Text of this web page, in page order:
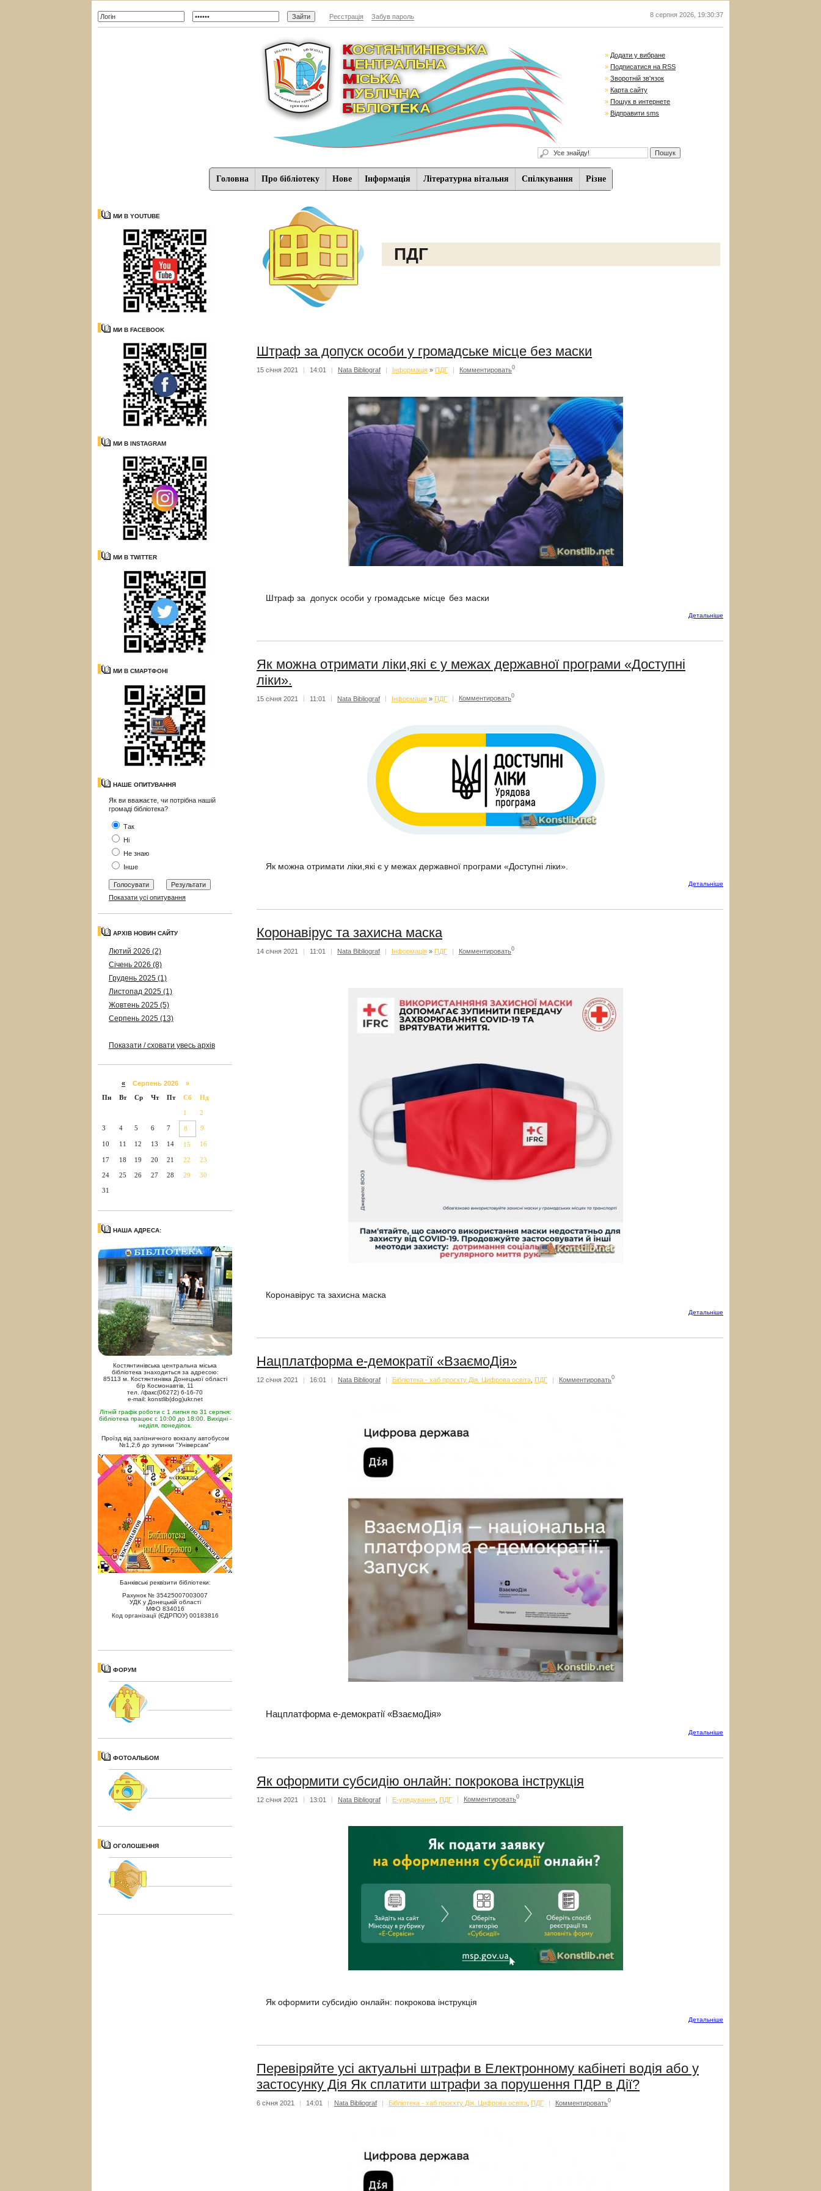
Реєстрація Забув пароль 8 серпня 2026 19:30:38
» Додати у вибране
» Подписатися на RSS
» Зворотній зв'язок
» Карта сайту
» Пошук в интернете
» Відправити sms
Головна Про бібліотеку Нове Iнформацiя Літературна вітальня Спiлкування Різне
МИ В YOUTUBE
МИ В FACEBOOK
МИ В INSTAGRAM
МИ В TWITTER
МИ В СМАРТФОНІ
НАШЕ ОПИТУВАННЯ
Як ви вважаєте, чи потрібна нашій
громаді бібліотека?
Так
Ні
Не знаю
Інше
Показати усі опитування
АРХІВ НОВИН САЙТУ
Лютий 2026 (2)
Січень 2026 (8)
Грудень 2025 (1)
Листопад 2025 (1)
Жовтень 2025 (5)
Серпень 2025 (13)
Показати / сховати увесь архів
« Серпень 2026 »
Пн
Вт Ср Чт Пт Сб Нд
1 2
3 4 5 6 7 8 9
10 11 12 13 14 15 16
17 18 19 20 21 22 23
24 25 26 27 28 29 30
31
НАША АДРЕСА:
Костянтинівська центральна міська
бібліотека знаходиться за адресою:
85113 м. Костянтинівка Донецької області
б/р Космонавтів, 11
тел. /факс(06272) 6-16-70
e-mail: konstlib(dog)ukr.net
Літній графік роботи с 1 липня по 31 серпня:
бібліотека працює с 10:00 до 18:00. Вихідні -
неділя, понеділок.
Проїзд від залізничного вокзалу автобусом
№1,2,6 до зупинки "Універсам"
Банківські реквізити бібліотеки:
Рахунок № 35425007003007
УДК у Донецькій області
МФО 834016
Код організації (ЄДРПОУ) 00183816
ФОРУМ
ФОТОАЛЬБОМ
ОГОЛОШЕННЯ
ПДГ
Штраф за допуск особи у громадське місце без маски
15 січня 2021 | 14:01 | Nata Bibliograf | Iнформацiя » ПДГ | Комментировать0
Штраф за допуск особи у громадське місце без маски
Детальнiше
Як можна отримати ліки,які є у межах державної програми «Доступні
ліки».
15 січня 2021 11:01 Nata Bibliograf Iнформацiя » ПДГ Комментировать0
Як можна отримати ліки,які є у межах державної програми «Доступні ліки».
Детальнiше
Коронавірус та захисна маска
14 січня 2021 | 11:01 | Nata Bibliograf | Iнформацiя » ПДГ | Комментировать0
Коронавірус та захисна маска
Детальнiше
Нацплатформа е-демократії «ВзаємоДія»
12 січня 2021 | 16:01 | Nata Bibliograf | Бібліотека - хаб проєкту Дія. Цифрова освіта ПДГ | Комментировать0
Нацплатформа е-демократії «ВзаємоДія»
Детальнiше
Як оформити субсидію онлайн: покрокова інструкція
12 січня 2021 13:01 Nata Bibliograf Е-урядування ПДГ Комментировать0
Як оформити субсидію онлайн: покрокова інструкція
Детальнiше
Перевіряйте усі актуальні штрафи в Електронному кабінеті водія або у
застосунку Дія Як сплатити штрафи за порушення ПДР в Дії?
6 січня 2021 | 14:01 | Nata Bibliograf | Бібліотека - хаб проєкту Дія. Цифрова освіта ПДГ | Комментировать0